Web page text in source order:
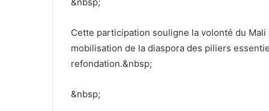
Cette participation souligne la volonté du Mali
mobilisation de la diaspora des piliers
refondation.&nbsp;
&nbsp;